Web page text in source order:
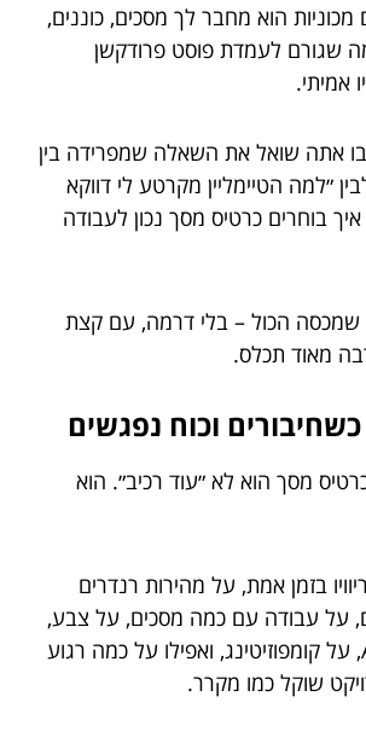
הוא מחבר לך מסכים, כוננים,
שגורם לעמדת פוסט פרודקשן
אמיתי.
אתה שואל את השאלה שמפרידה בין
״למה הטיימליין מקרטע לי דווקא
בוחרים כרטיס מסך נכון לעבודה
שמכסה הכול – בלי דרמה, עם קצת
מאוד תכלס.
וכוח נפגשים
מסך הוא לא ״עוד רכיב״. הוא
בזמן אמת, על מהירות רנדרים
על עבודה עם כמה מסכים, על צבע,
על דנויזינג, על AI, על קומפוזיטינג, ואפילו על כמה רגוע
שוקל כמו מקרר.